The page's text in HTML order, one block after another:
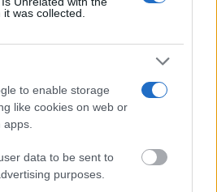
was collected.
to enable storage
like cookies on web or
data to be sent to
purposes.
afronta un sábado de calor intenso y
roza los 40 grados este sábado con
por...
y tormentas dispersas: así será
este sábado...